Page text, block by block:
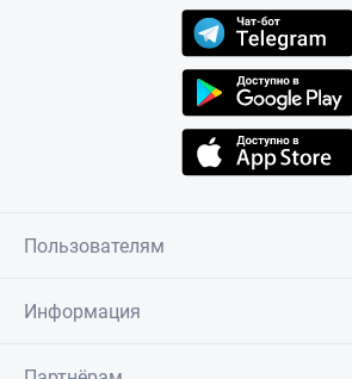
Пользователям
Информация